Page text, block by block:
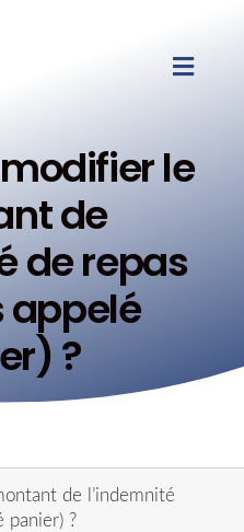
le
de
de repas
appelé
?
de l’indemnité
panier) ?